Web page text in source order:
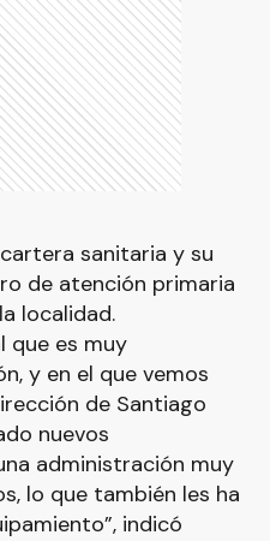
sanitaria y su
de atención primaria
localidad.
que es muy
y en el que vemos
de Santiago
nuevos
administración muy
lo que también les ha
indicó